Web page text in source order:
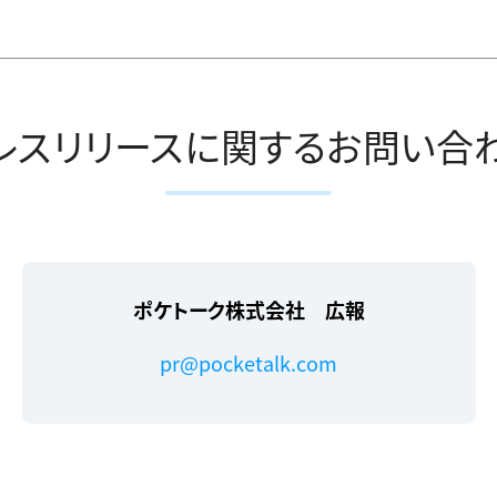
スリリースに関するお問い合
ポケトーク株式会社 広報
pr@pocketalk.com